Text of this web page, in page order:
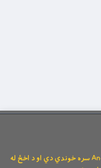
د وېبپاڼې ټولې توکیزې او مانیزې رښتې له Andyal.com سره خوندي دي او د اخځ له